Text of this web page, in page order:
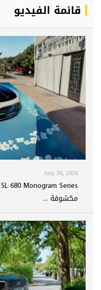
قائمة الفيديو
July 30, 2026
مكشوفة ...